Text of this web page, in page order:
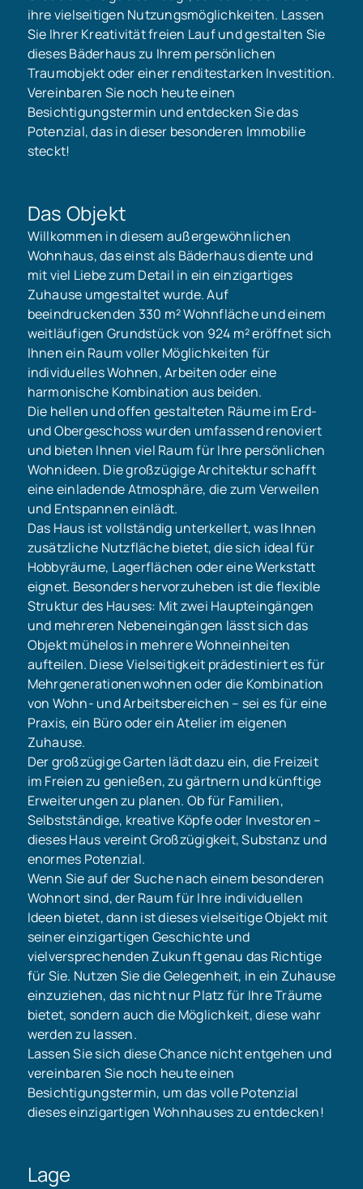
ihre vielseitigen Nutzungsmöglichkeiten. Lassen
Sie Ihrer Kreativität freien Lauf und gestalten Sie
dieses Bäderhaus zu Ihrem persönlichen
Traumobjekt oder einer renditestarken Investition.
Vereinbaren Sie noch heute einen
Besichtigungstermin und entdecken Sie das
Potenzial, das in dieser besonderen Immobilie
steckt!
Das Objekt
Willkommen in diesem außergewöhnlichen
Wohnhaus, das einst als Bäderhaus diente und
mit viel Liebe zum Detail in ein einzigartiges
Zuhause umgestaltet wurde. Auf
beeindruckenden 330 m² Wohnfläche und einem
weitläufigen Grundstück von 924 m² eröffnet sich
Ihnen ein Raum voller Möglichkeiten für
individuelles Wohnen, Arbeiten oder eine
harmonische Kombination aus beiden.
Die hellen und offen gestalteten Räume im Erd-
und Obergeschoss wurden umfassend renoviert
und bieten Ihnen viel Raum für Ihre persönlichen
Wohnideen. Die großzügige Architektur schafft
eine einladende Atmosphäre, die zum Verweilen
und Entspannen einlädt.
Das Haus ist vollständig unterkellert, was Ihnen
zusätzliche Nutzfläche bietet, die sich ideal für
Hobbyräume, Lagerflächen oder eine Werkstatt
eignet. Besonders hervorzuheben ist die flexible
Struktur des Hauses: Mit zwei Haupteingängen
und mehreren Nebeneingängen lässt sich das
Objekt mühelos in mehrere Wohneinheiten
aufteilen. Diese Vielseitigkeit prädestiniert es für
Mehrgenerationenwohnen oder die Kombination
von Wohn- und Arbeitsbereichen – sei es für eine
Praxis, ein Büro oder ein Atelier im eigenen
Zuhause.
Der großzügige Garten lädt dazu ein, die Freizeit
im Freien zu genießen, zu gärtnern und künftige
Erweiterungen zu planen. Ob für Familien,
Selbstständige, kreative Köpfe oder Investoren –
dieses Haus vereint Großzügigkeit, Substanz und
enormes Potenzial.
Wenn Sie auf der Suche nach einem besonderen
Wohnort sind, der Raum für Ihre individuellen
Ideen bietet, dann ist dieses vielseitige Objekt mit
seiner einzigartigen Geschichte und
vielversprechenden Zukunft genau das Richtige
für Sie. Nutzen Sie die Gelegenheit, in ein Zuhause
einzuziehen, das nicht nur Platz für Ihre Träume
bietet, sondern auch die Möglichkeit, diese wahr
werden zu lassen.
Lassen Sie sich diese Chance nicht entgehen und
vereinbaren Sie noch heute einen
Besichtigungstermin, um das volle Potenzial
dieses einzigartigen Wohnhauses zu entdecken!
Lage